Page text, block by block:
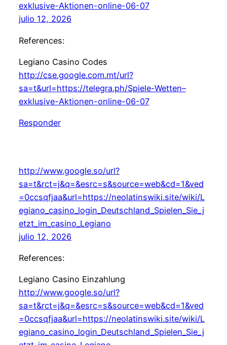
exklusive-Aktionen-online-06-07
julio 12, 2026
References:
Legiano Casino Codes
http://cse.google.com.mt/url?
sa=t&url=https://telegra.ph/Spiele-Wetten–
exklusive-Aktionen-online-06-07
Responder
http://www.google.so/url?
sa=t&rct=j&q=&esrc=s&source=web&cd=1&ved
=0ccsqfjaa&url=https://neolatinswiki.site/wiki/L
egiano_casino_login_Deutschland_Spielen_Sie_j
etzt_im_casino_Legiano
julio 12, 2026
References:
Legiano Casino Einzahlung
http://www.google.so/url?
sa=t&rct=j&q=&esrc=s&source=web&cd=1&ved
=0ccsqfjaa&url=https://neolatinswiki.site/wiki/L
egiano_casino_login_Deutschland_Spielen_Sie_j